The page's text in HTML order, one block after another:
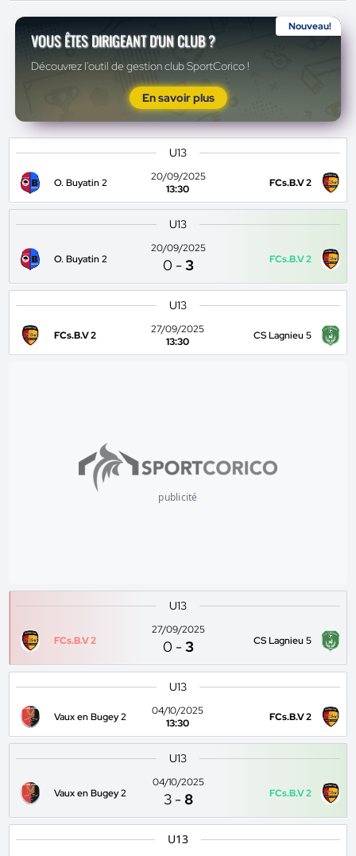
Nouveau!
VOUS ÊTES DIRIGEANT D'UN CLUB ?
Découvrez l'outil de gestion club SportCorico !
En savoir plus
U13
O. Buyatin 2
20/09/2025
13:30
FCs.B.V 2
U13
O. Buyatin 2
20/09/2025
0 -3 FCs.B.V 2
U13
FCs.B.V 2
27/09/2025
13:30
CS Lagnieu 5
publicité
U13
FCs.B.V 2
27/09/2025
0 -3 CS Lagnieu 5
U13
Vaux en Bugey 2
04/10/2025
13:30
FCs.B.V 2
U13
Vaux en Bugey 2
04/10/2025
3 -8 FCs.B.V 2
U13